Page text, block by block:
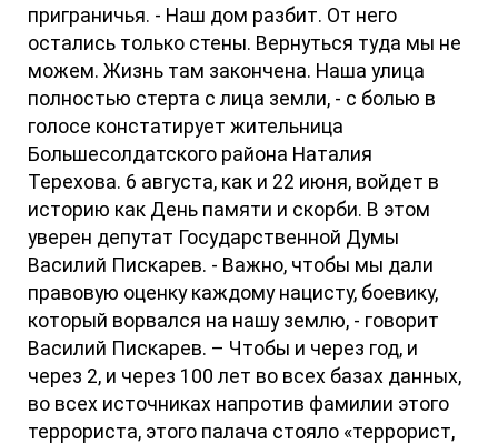
приграничья. - Наш дом разбит. От него
остались только стены. Вернуться туда мы не
можем. Жизнь там закончена. Наша улица
полностью стерта с лица земли, - с болью в
голосе констатирует жительница
Большесолдатского района Наталия
Терехова. 6 августа, как и 22 июня, войдет в
историю как День памяти и скорби. В этом
уверен депутат Государственной Думы
Василий Пискарев. - Важно, чтобы мы дали
правовую оценку каждому нацисту, боевику,
который ворвался на нашу землю, - говорит
Василий Пискарев. – Чтобы и через год, и
через 2, и через 100 лет во всех базах данных,
во всех источниках напротив фамилии этого
террориста, этого палача стояло «террорист,